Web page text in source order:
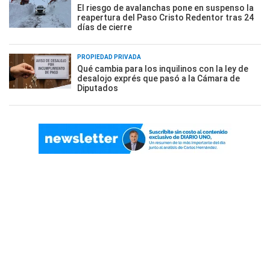
El riesgo de avalanchas pone en suspenso la
reapertura del Paso Cristo Redentor tras 24
días de cierre
PROPIEDAD PRIVADA
Qué cambia para los inquilinos con la ley de
desalojo exprés que pasó a la Cámara de
Diputados